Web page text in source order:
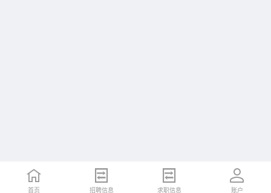
首页 招聘信息 求职信息 账户